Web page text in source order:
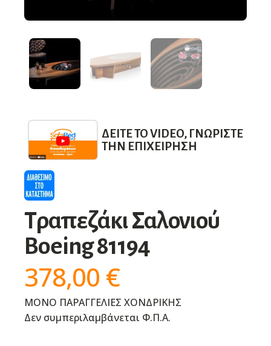
ΔΕΊΤΕ ΤΟ VIDEO, ΓΝΩΡΊΣΤΕ
ΤΗΝ ΕΠΙΧΕΊΡΗΣΗ
Τραπεζάκι Σαλονιού
Boeing 81194
378,00 €
ΜΟΝΟ ΠΑΡΑΓΓΕΛΙΕΣ ΧΟΝΔΡΙΚΗΣ
Δεν συμπεριλαμβάνεται Φ.Π.Α.